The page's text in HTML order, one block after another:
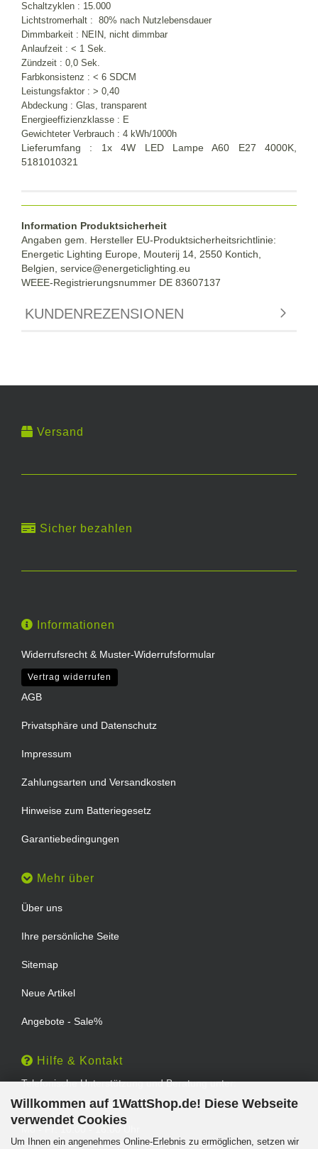
Willkommen auf 1WattShop.de! Diese Webseite
verwendet Cookies
Um Ihnen ein angenehmes Online-Erlebnis zu ermöglichen, setzen wir
Schaltzyklen : 15.000
Lichtstromerhalt : 80% nach Nutzlebensdauer
Dimmbarkeit : NEIN, nicht dimmbar
Anlaufzeit : < 1 Sek.
Zündzeit : 0,0 Sek.
Farbkonsistenz : < 6 SDCM
Leistungsfaktor : > 0,40
Abdeckung : Glas, transparent
Energieeffizienzklasse : E
Gewichteter Verbrauch : 4 kWh/1000h
Lieferumfang : 1x 4W LED Lampe A60 E27 4000K,
5181010321
Information Produktsicherheit
Angaben gem. Hersteller EU-Produktsicherheitsrichtlinie:
Energetic Lighting Europe, Mouterij 14, 2550 Kontich,
Belgien, service@energeticlighting.eu
WEEE-Registrierungsnummer DE 83607137
KUNDENREZENSIONEN
Versand
Sicher bezahlen
Informationen
Widerrufsrecht & Muster-Widerrufsformular
Vertrag widerrufen
AGB
Privatsphäre und Datenschutz
Impressum
Zahlungsarten und Versandkosten
Hinweise zum Batteriegesetz
Garantiebedingungen
Mehr über
Über uns
Ihre persönliche Seite
Sitemap
Neue Artikel
Angebote - Sale%
Hilfe & Kontakt
Telefonische Unterstützung und Beratung unter:
TEL: 0202 - 29994539
Geprüfter Online Shop mit Geld-zurück-Garantie.